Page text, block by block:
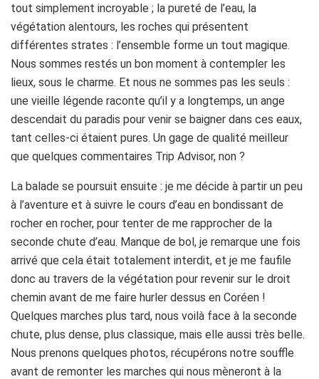
tout simplement incroyable ; la pureté de l’eau, la
végétation alentours, les roches qui présentent
différentes strates : l’ensemble forme un tout magique.
Nous sommes restés un bon moment à contempler les
lieux, sous le charme. Et nous ne sommes pas les seuls :
une vieille légende raconte qu’il y a longtemps, un ange
descendait du paradis pour venir se baigner dans ces eaux,
tant celles-ci étaient pures. Un gage de qualité meilleur
que quelques commentaires Trip Advisor, non ?
La balade se poursuit ensuite : je me décide à partir un peu
à l’aventure et à suivre le cours d’eau en bondissant de
rocher en rocher, pour tenter de me rapprocher de la
seconde chute d’eau. Manque de bol, je remarque une fois
arrivé que cela était totalement interdit, et je me faufile
donc au travers de la végétation pour revenir sur le droit
chemin avant de me faire hurler dessus en Coréen !
Quelques marches plus tard, nous voilà face à la seconde
chute, plus dense, plus classique, mais elle aussi très belle.
Nous prenons quelques photos, récupérons notre souffle
avant de remonter les marches qui nous mèneront à la